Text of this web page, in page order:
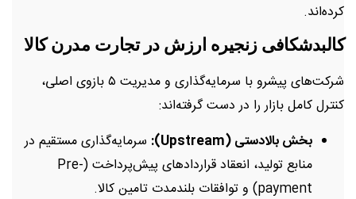
کرده‌اند.
کالبدشکافی زنجیره ارزش در تجارت مدرن کالا
شرکت‌های پیشرو با سرمایه‌گذاری و مدیریت ۵ بازوی اصلی،
کنترل کامل بازار را در دست گرفته‌اند:
بخش بالادستی (Upstream):
سرمایه‌گذاری مستقیم در
منابع تولید، انعقاد قراردادهای پیش‌پرداخت (Pre-
payment) و توافقات بلندمدت تامین کالا.